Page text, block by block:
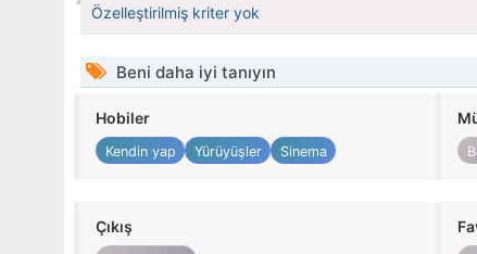
Özelleştirilmiş kriter yok
Beni daha iyi tanıyın
Hobiler
Kendin yap Yürüyüşler Sinema
Çıkış